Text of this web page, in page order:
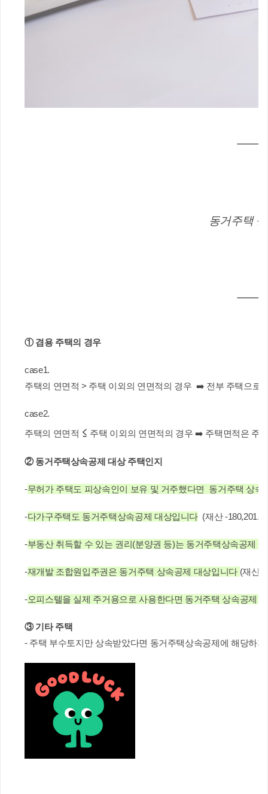
동거주택
① 겸용 주택의 경우
case1.
주택의 연면적 > 주택 이외의 연면적의 경우  ➡️ 전부 주택으로
case2.
주택의 연면적 ≤ 주택 이외의 연면적의 경우 ➡️ 주택면적은 주
② 동거주택상속공제 대상 주택인지
-무허가 주택도 피상속인이 보유 및 거주했다면  동거주택 상
-다가구주택도 동거주택상속공제 대상입니다 (재산 -
-부동산 취득할 수 있는 권리(분양권 등)는 동거주택상속공제
-재개발 조합원입주권은 동거주택 상속공제 대상입니다 (재산-
-오피스텔을 실제 주거용으로 사용한다면 동거주택 상속공제
③ 기타 주택
- 주택 부수토지만 상속받았다면 동거주택상속공제에 해당하지